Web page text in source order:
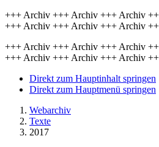
+++ Archiv +++ Archiv +++ Archiv
+++ Archiv +++ Archiv +++ Archiv
+++ Archiv +++ Archiv +++ Archiv
+++ Archiv +++ Archiv +++ Archiv
Direkt zum Hauptinhalt springen
Direkt zum Hauptmenü springen
Webarchiv
Texte
2017